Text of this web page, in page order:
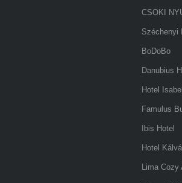
CSOKI
Széchenyi
BoDoBo
Danubius
Hotel
Famulus
Ibis Hotel
Hotel
Lima Cozy